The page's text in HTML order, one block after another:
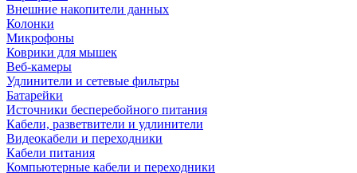
Внешние накопители данных
Колонки
Микрофоны
Коврики для мышек
Веб-камеры
Удлинители и сетевые фильтры
Батарейки
Источники бесперебойного питания
Кабели, разветвители и удлинители
Видеокабели и переходники
Кабели питания
Компьютерные кабели и переходники